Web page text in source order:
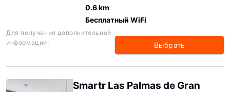
0.6 km
Бесплатный WiFi
Для получения дополнительной
информации:
Выбрать
Smartr Las Palmas de Gran